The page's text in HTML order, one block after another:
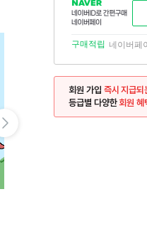
NAVER
네이버
ID로
간편구매
네이버페이
구
구매적립 네이버페이
회원 가입 즉시 지급되
등급별 다양한회원 혜